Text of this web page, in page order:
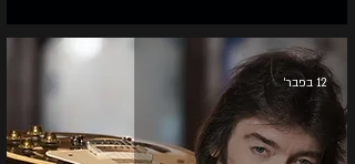
12 בפבר׳